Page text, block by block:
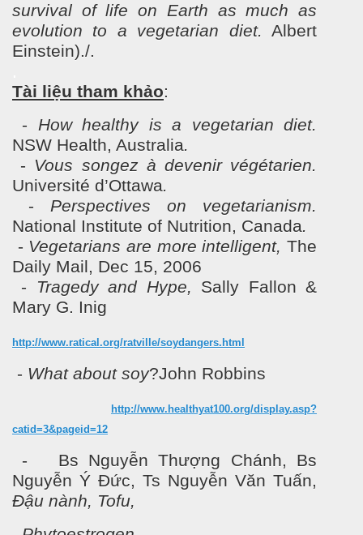
survival of life on Earth as much as
evolution to a vegetarian diet. Albert
Einstein)./.
Tài liệu tham khảo:
- How healthy is a vegetarian diet.
NSW Health, Australia.
- Vous songez à devenir végétarien.
Université d’Ottawa.
- Perspectives on vegetarianism.
National Institute of Nutrition, Canada.
- Vegetarians are more intelligent,The
Daily Mail, Dec 15, 2006
- Tragedy and Hype, Sally Fallon &
Mary G. Inig
http://www.ratical.org/ratville/soydangers.html
- What about soy?John Robbins
http://www.healthyat100.org/display.asp?
catid=3&pageid=12
- Bs Nguyễn Thượng Chánh, Bs
Nguyễn Ý Đức, Ts Nguyễn Văn Tuấn,
Đậu nành, Tofu,